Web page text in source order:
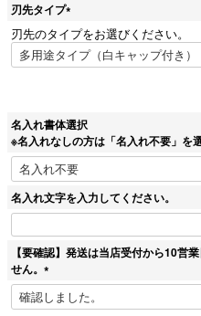
刃先タイプ
(
必
須
刃先のタイプをお選びください。
名入れ書体選択
※名入れなしの方は「名入れ不要」を
名入れ文字を入力してください。
【要確認】発送は当店受付から10営
せん。
(
必